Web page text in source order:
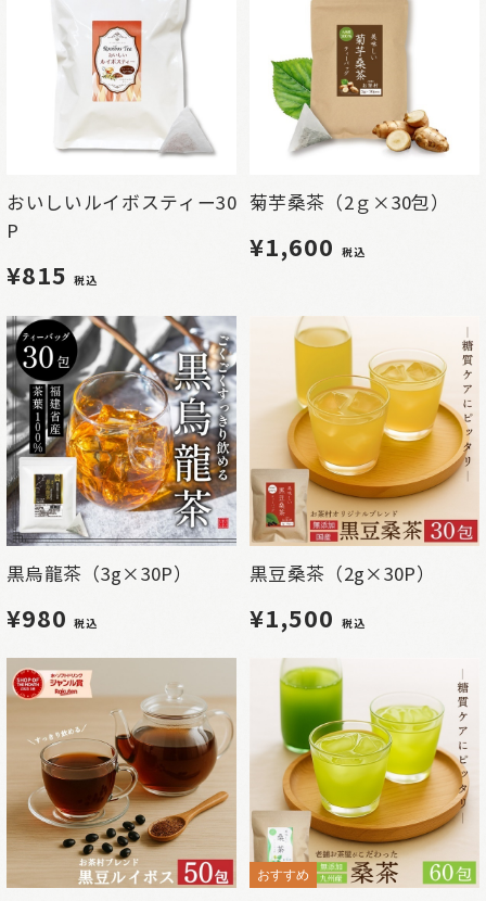
おいしいルイボスティー30
P
¥815税込
菊芋桑茶（2ｇ×30包）
¥1,600 税込
黒烏龍茶（3g×30P）
¥980税込
黒豆桑茶（2g×30P）
¥1,500 税込
おすすめ